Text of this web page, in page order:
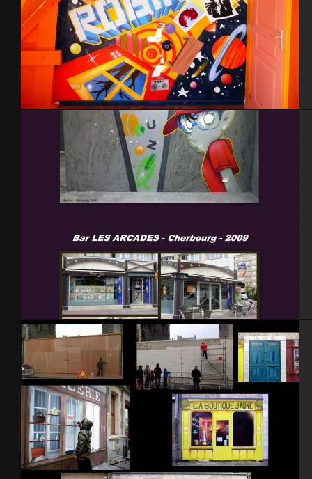
Chambre Robin
Cherbourg 2008 – 2009